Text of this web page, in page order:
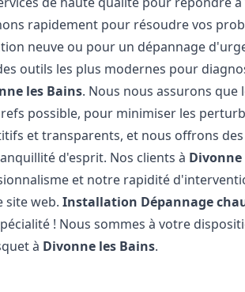
rapidement pour résoudre vos
neuve ou pour un dépannage
outils les plus modernes pour
les Bains. Nous nous assurons que
possible, pour minimiser les
et transparents, et nous offrons
d'esprit. Nos clients à Divonne
et notre rapidité
site web.Installation Dépannage
! Nous sommes à votre
à Divonne les Bains.